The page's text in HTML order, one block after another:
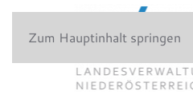
Zum Hauptinhalt springen